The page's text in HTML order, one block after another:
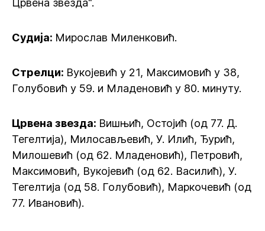
Црвена звезда".
Судија: Мирослав Миленковић.
Стрелци: Вукојевић у 21, Максимовић у 38,
Голубовић у 59. и Младеновић у 80. минуту.
Црвена звезда: Вишњић, Остојић (од 77. Д.
Тегелтија), Милосављевић, У. Илић, Ђурић,
Милошевић (од 62. Младеновић), Петровић,
Максимовић, Вукојевић (од 62. Василић), У.
Тегелтија (од 58. Голубовић), Маркочевић (од
77. Ивановић).